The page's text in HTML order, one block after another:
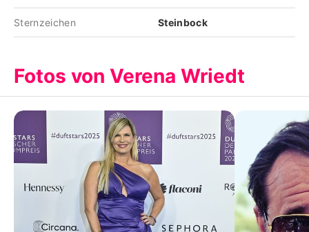
Sternzeichen Steinbock
Fotos von Verena Wriedt